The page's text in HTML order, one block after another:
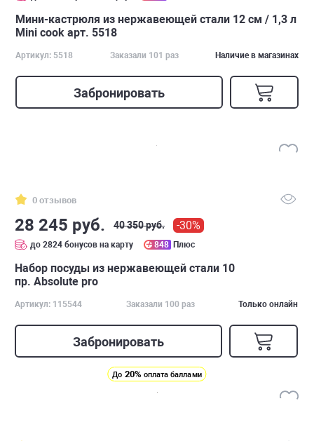
Мини-кастрюля из нержавеющей стали 12 см / 1,3 л
Mini cook арт. 5518
Артикул: 5518 Заказали 101 раз Наличие в магазинах
Забронировать
0 отзывов
28 245 руб. 40 350 руб. -30%
до 2824 бонусов на карту 848 Плюс
Набор посуды из нержавеющей стали 10
пр. Absolute pro
Артикул: 115544 Заказали 100 раз Только онлайн
Забронировать
До 20% оплата баллами